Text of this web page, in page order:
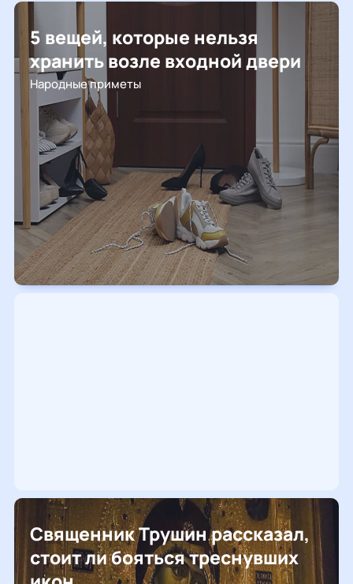
5 вещей, которые нельзя
хранить возле входной двери
Народные приметы
Священник Трушин рассказал,
стоит ли бояться треснувших